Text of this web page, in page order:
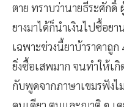
ตาย ทราบว่านายธีระศักดิ์
ยางมาได้ก็นำเงินไปซื้อยา
เฉพาะช่วงนี้ยาบ้าราคาถู
ยิ่งซื้อเสพมาก จนทำให้เ
กับพูดจากภาษาเขมรฟังไ